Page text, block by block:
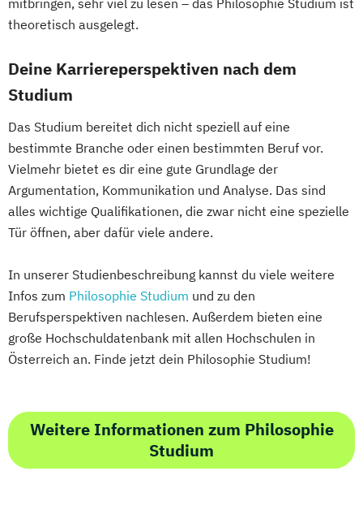
TransArts - Transdisziplinäre Kunst
Vienna Master of Arts in Applied Human
ecm - educating/curating/managing
mitbringen, sehr viel zu lesen – das Philosophie Studium ist
theoretisch ausgelegt.
Deine Karriereperspektiven nach dem
Studium
Das Studium bereitet dich nicht speziell auf eine
bestimmte Branche oder einen bestimmten Beruf vor.
Vielmehr bietet es dir eine gute Grundlage der
Argumentation, Kommunikation und Analyse. Das sind
alles wichtige Qualifikationen, die zwar nicht eine spezielle
Tür öffnen, aber dafür viele andere.
In unserer Studienbeschreibung kannst du viele weitere
Infos zum Philosophie Studium und zu den
Berufsperspektiven nachlesen. Außerdem bieten eine
große Hochschuldatenbank mit allen Hochschulen in
Österreich an. Finde jetzt dein Philosophie Studium!
Weitere Informationen zum Philosophie
Studium